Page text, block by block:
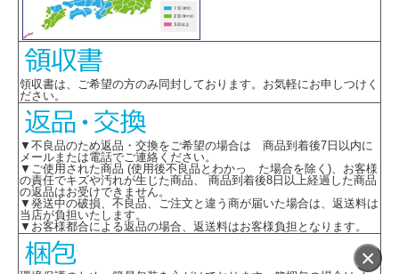
×
領収書は、ご希望の方のみ同封しております。お気軽にお申しつけく
ださい。
▼不良品のため返品・交換をご希望の場合は 商品到着後7日以内に
メールまたは電話でご連絡ください。
▼ご使用された商品 (使用後不良品とわかっ た場合を除く)、お客様
の責任でキズや汚れが生じた商品、 商品到着後8日以上経過した商品
の返品はお受けできません。
▼発送中の破損、不良品、ご注文と違う商が届いた場合は、返送料は
当店が負担いたします。
▼お客様都合による返品の場合、返送料はお客様負担となります。